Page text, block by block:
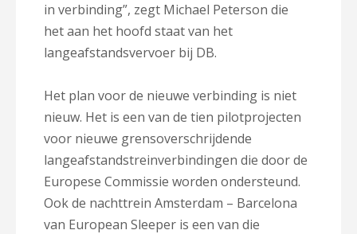
in verbinding”, zegt Michael Peterson die
het aan het hoofd staat van het
langeafstandsvervoer bij DB.
Het plan voor de nieuwe verbinding is niet
nieuw. Het is een van de tien pilotprojecten
voor nieuwe grensoverschrijdende
langeafstandstreinverbindingen die door de
Europese Commissie worden ondersteund.
Ook de nachttrein Amsterdam – Barcelona
van European Sleeper is een van die